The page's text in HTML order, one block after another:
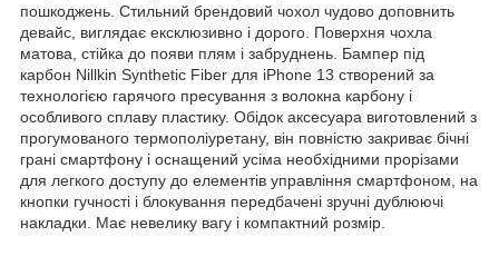
пошкоджень. Стильний брендовий чохол чудово доповнить
девайс, виглядає ексклюзивно і дорого. Поверхня чохла
матова, стійка до появи плям і забруднень. Бампер під
карбон Nillkin Synthetic Fiber для iPhone 13 створений за
технологією гарячого пресування з волокна карбону і
особливого сплаву пластику. Обідок аксесуара виготовлений з
прогумованого термополіуретану, він повністю закриває бічні
грані смартфону і оснащений усіма необхідними прорізами
для легкого доступу до елементів управління смартфоном, на
кнопки гучності і блокування передбачені зручні дублюючі
накладки. Має невелику вагу і компактний розмір.